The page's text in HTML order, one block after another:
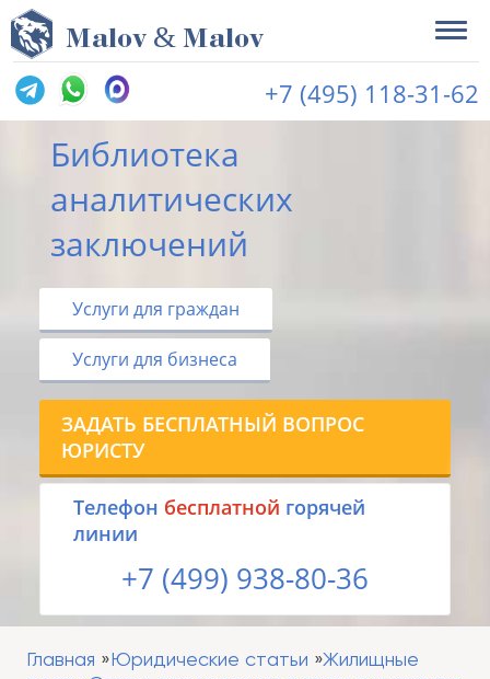
Malov & Malov
+7 (495) 118-31-62
Библиотека
аналитических
заключений
Услуги для граждан
Услуги для бизнеса
ЗАДАТЬ БЕСПЛАТНЫЙ ВОПРОС
ЮРИСТУ
Tелефон бесплатной горячей
линии
+7 (499) 938-80-36
Главная Юридические статьи
Жилищные